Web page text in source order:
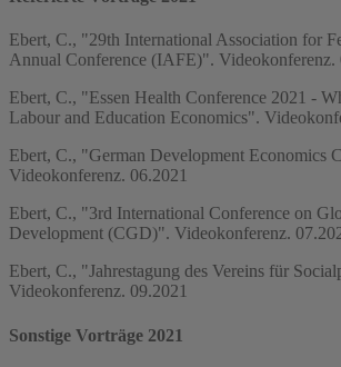
Ebert, C., "29th International Association for
Annual Conference (IAFE)". Videokonferenz.
Ebert, C., "Essen Health Conference 2021 -
Labour and Education Economics".
Ebert, C., "German Development Economics
Videokonferenz. 06.2021
Ebert, C., "3rd International Conference on
Development (CGD)". Videokonferenz.
Ebert, C., "Jahrestagung des Vereins für
Videokonferenz. 09.2021
Sonstige Vorträge 2021